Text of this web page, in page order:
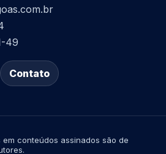
49
Contato
conteúdos assinados são de